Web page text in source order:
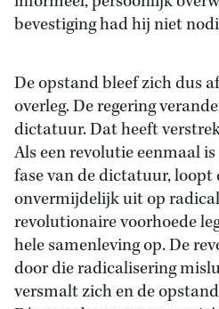
bevestiging had hij niet
De opstand bleef zich dus
overleg. De regering
dictatuur. Dat heeft
Als een revolutie eenmaal
fase van de dictatuur,
onvermijdelijk uit op
revolutionaire voorhoede
hele samenleving op. De
door die radicalisering
versmalt zich en de